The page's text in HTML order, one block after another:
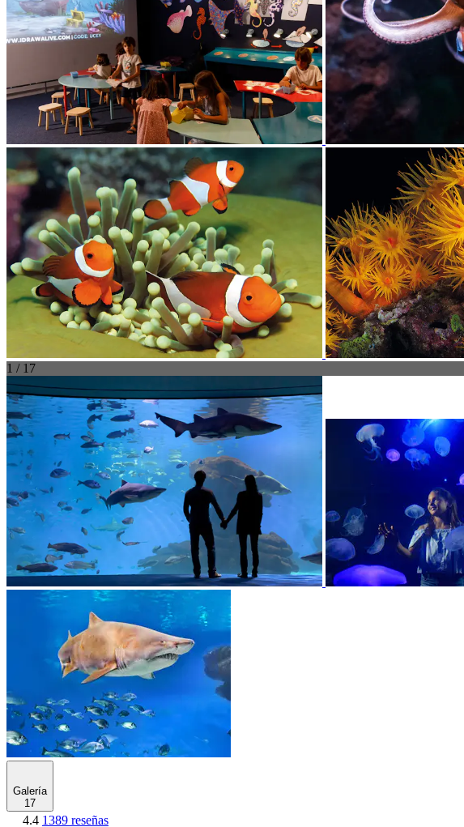
1 / 17
Galería
17
4.4 1389 reseñas